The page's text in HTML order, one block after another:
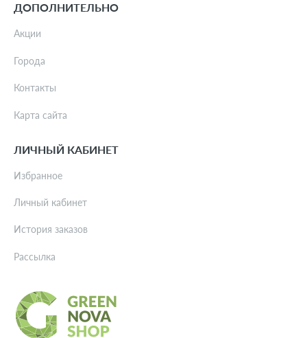
ДОПОЛНИТЕЛЬНО
Акции
Города
Контакты
Карта сайта
ЛИЧНЫЙ КАБИНЕТ
Избранное
Личный кабинет
История заказов
Рассылка